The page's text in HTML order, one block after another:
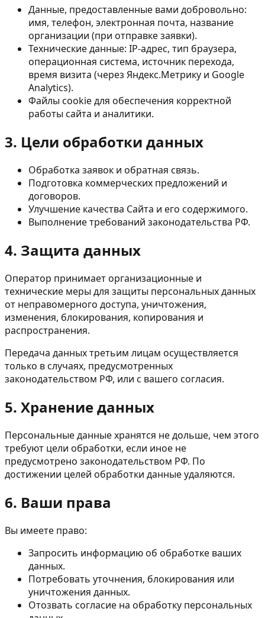
Данные, предоставленные вами добровольно:
имя, телефон, электронная почта, название
организации (при отправке заявки).
Технические данные: IP-адрес, тип браузера,
операционная система, источник перехода,
время визита (через Яндекс.Метрику и Google
Analytics).
Файлы cookie для обеспечения корректной
работы сайта и аналитики.
3. Цели обработки данных
Обработка заявок и обратная связь.
Подготовка коммерческих предложений и
договоров.
Улучшение качества Сайта и его содержимого.
Выполнение требований законодательства РФ.
4. Защита данных
Оператор принимает организационные и
технические меры для защиты персональных данных
от неправомерного доступа, уничтожения,
изменения, блокирования, копирования и
распространения.
Передача данных третьим лицам осуществляется
только в случаях, предусмотренных
законодательством РФ, или с вашего согласия.
5. Хранение данных
Персональные данные хранятся не дольше, чем этого
требуют цели обработки, если иное не
предусмотрено законодательством РФ. По
достижении целей обработки данные удаляются.
6. Ваши права
Вы имеете право:
Запросить информацию об обработке ваших
данных.
Потребовать уточнения, блокирования или
уничтожения данных.
Отозвать согласие на обработку персональных